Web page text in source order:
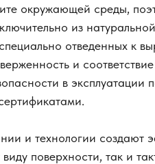
окружающей среды,
из
отведенных к
и
в эксплуатации
и технологии создают
поверхности, так и